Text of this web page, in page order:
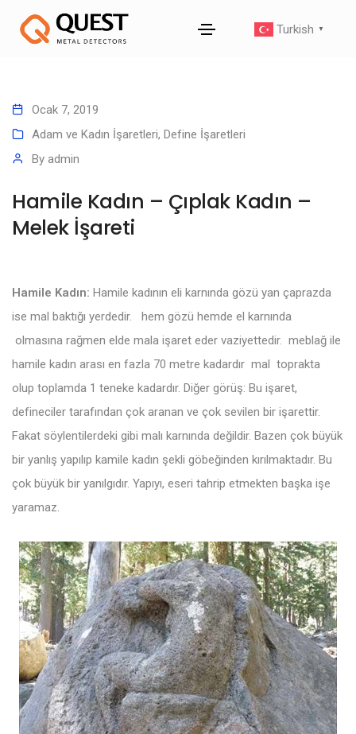
Turkish ▼
Ocak 7, 2019
Adam ve Kadın İşaretleri, Define İşaretleri
By admin
Hamile Kadın – Çıplak Kadın –
Melek İşareti
Hamile Kadın: Hamile kadının eli karnında gözü yan çaprazda
ise mal baktığı yerdedir. hem gözü hemde el karnında
olmasına rağmen elde mala işaret eder vaziyettedir. meblağ ile
hamile kadın arası en fazla 70 metre kadardır mal toprakta
olup toplamda 1 teneke kadardır. Diğer görüş: Bu işaret,
defineciler tarafından çok aranan ve çok sevilen bir işarettir.
Fakat söylentilerdeki gibi malı karnında değildir. Bazen çok büyük
bir yanlış yapılıp kamile kadın şekli göbeğinden kırılmaktadır. Bu
çok büyük bir yanılgıdır. Yapıyı, eseri tahrip etmekten başka işe
yaramaz.